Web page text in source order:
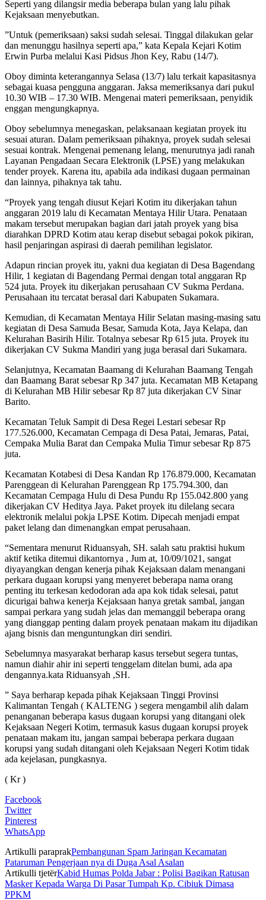
Seperti yang dilangsir media beberapa bulan yang lalu pihak
Kejaksaan menyebutkan.
”Untuk (pemeriksaan) saksi sudah selesai. Tinggal dilakukan gelar
dan menunggu hasilnya seperti apa,” kata Kepala Kejari Kotim
Erwin Purba melalui Kasi Pidsus Jhon Key, Rabu (14/7).
Oboy diminta keterangannya Selasa (13/7) lalu terkait kapasitasnya
sebagai kuasa pengguna anggaran. Jaksa memeriksanya dari pukul
10.30 WIB – 17.30 WIB. Mengenai materi pemeriksaan, penyidik
enggan mengungkapnya.
Oboy sebelumnya menegaskan, pelaksanaan kegiatan proyek itu
sesuai aturan. Dalam pemeriksaan pihaknya, proyek sudah selesai
sesuai kontrak. Mengenai pemenang lelang, menurutnya jadi ranah
Layanan Pengadaan Secara Elektronik (LPSE) yang melakukan
tender proyek. Karena itu, apabila ada indikasi dugaan permainan
dan lainnya, pihaknya tak tahu.
“Proyek yang tengah diusut Kejari Kotim itu dikerjakan tahun
anggaran 2019 lalu di Kecamatan Mentaya Hilir Utara. Penataan
makam tersebut merupakan bagian dari jatah proyek yang bisa
diarahkan DPRD Kotim atau kerap disebut sebagai pokok pikiran,
hasil penjaringan aspirasi di daerah pemilihan legislator.
Adapun rincian proyek itu, yakni dua kegiatan di Desa Bagendang
Hilir, 1 kegiatan di Bagendang Permai dengan total anggaran Rp
524 juta. Proyek itu dikerjakan perusahaan CV Sukma Perdana.
Perusahaan itu tercatat berasal dari Kabupaten Sukamara.
Kemudian, di Kecamatan Mentaya Hilir Selatan masing-masing satu
kegiatan di Desa Samuda Besar, Samuda Kota, Jaya Kelapa, dan
Kelurahan Basirih Hilir. Totalnya sebesar Rp 615 juta. Proyek itu
dikerjakan CV Sukma Mandiri yang juga berasal dari Sukamara.
Selanjutnya, Kecamatan Baamang di Kelurahan Baamang Tengah
dan Baamang Barat sebesar Rp 347 juta. Kecamatan MB Ketapang
di Kelurahan MB Hilir sebesar Rp 87 juta dikerjakan CV Sinar
Barito.
Kecamatan Teluk Sampit di Desa Regei Lestari sebesar Rp
177.526.000, Kecamatan Cempaga di Desa Patai, Jemaras, Patai,
Cempaka Mulia Barat dan Cempaka Mulia Timur sebesar Rp 875
juta.
Kecamatan Kotabesi di Desa Kandan Rp 176.879.000, Kecamatan
Parenggean di Kelurahan Parenggean Rp 175.794.300, dan
Kecamatan Cempaga Hulu di Desa Pundu Rp 155.042.800 yang
dikerjakan CV Heditya Jaya. Paket proyek itu dilelang secara
elektronik melalui pokja LPSE Kotim. Dipecah menjadi empat
paket lelang dan dimenangkan empat perusahaan.
“Sementara menurut Riduansyah, SH. salah satu praktisi hukum
aktif ketika ditemui dikantornya , Jum at, 10/09/1021, sangat
diyayangkan dengan kenerja pihak Kejaksaan dalam menangani
perkara dugaan korupsi yang menyeret beberapa nama orang
penting itu terkesan kedodoran ada apa kok tidak selesai, patut
dicurigai bahwa kenerja Kejaksaan hanya gretak sambal, jangan
sampai perkara yang sudah jelas dan memanggil beberapa orang
yang dianggap penting dalam proyek penataan makam itu dijadikan
ajang bisnis dan menguntungkan diri sendiri.
Sebelumnya masyarakat berharap kasus tersebut segera tuntas,
namun diahir ahir ini seperti tenggelam ditelan bumi, ada apa
dengannya.kata Riduansyah ,SH.
” Saya berharap kepada pihak Kejaksaan Tinggi Provinsi
Kalimantan Tengah ( KALTENG ) segera mengambil alih dalam
penanganan beberapa kasus dugaan korupsi yang ditangani olek
Kejaksaan Negeri Kotim, termasuk kasus dugaan korupsi proyek
penataan makam itu, jangan sampai beberapa perkara dugaan
korupsi yang sudah ditangani oleh Kejaksaan Negeri Kotim tidak
ada kejelasan, pungkasnya.
( Kr )
Facebook
Twitter
Pinterest
WhatsApp
Artikulli paraprakPembangunan Spam Jaringan Kecamatan
Pataruman Pengerjaan nya di Duga Asal Asalan
Artikulli tjetërKabid Humas Polda Jabar : Polisi Bagikan Ratusan
Masker Kepada Warga Di Pasar Tumpah Kp. Cibiuk Dimasa
PPKM